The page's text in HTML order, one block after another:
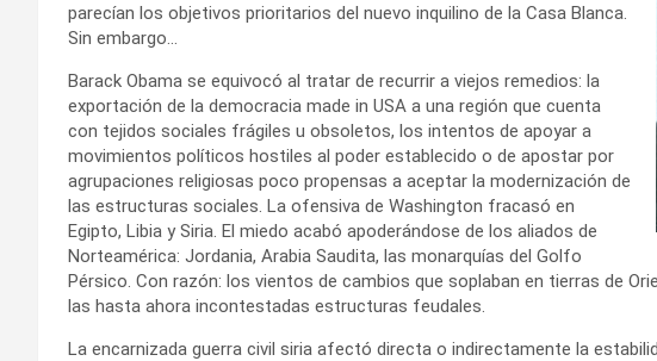
parecían los objetivos prioritarios del nuevo inquilino de la Casa Blanca.
Sin embargo…
Barack Obama se equivocó al tratar de recurrir a viejos remedios: la
exportación de la democracia made in USA a una región que cuenta
con tejidos sociales frágiles u obsoletos, los intentos de apoyar a
movimientos políticos hostiles al poder establecido o de apostar por
agrupaciones religiosas poco propensas a aceptar la modernización de
las estructuras sociales. La ofensiva de Washington fracasó en
Egipto, Libia y Siria. El miedo acabó apoderándose de los aliados de
Norteamérica: Jordania, Arabia Saudita, las monarquías del Golfo
Pérsico. Con razón: los vientos de cambios que soplaban en tierras de
las hasta ahora incontestadas estructuras feudales.
La encarnizada guerra civil siria afectó directa o indirectamente la